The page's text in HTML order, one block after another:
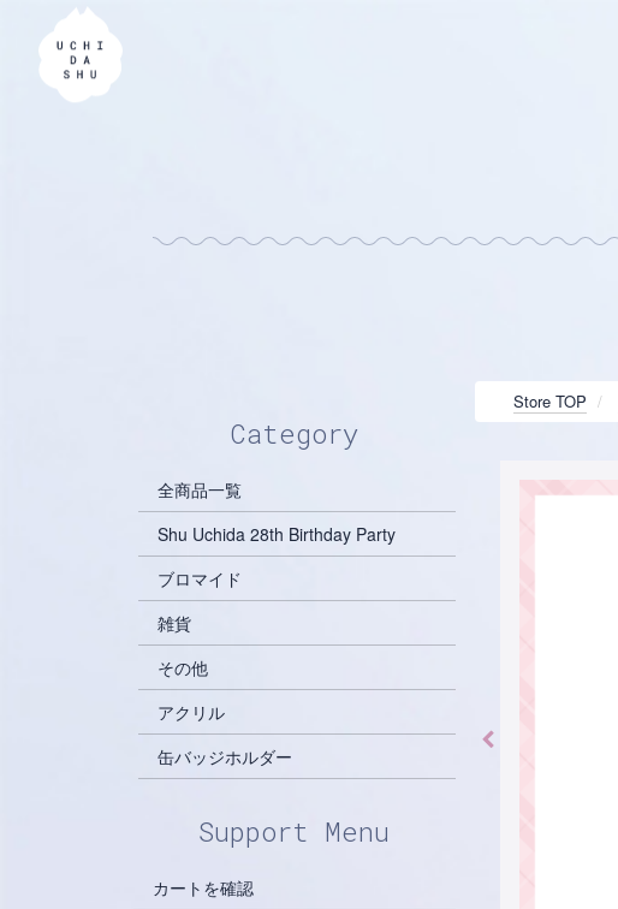
Category
全商品一覧
Shu Uchida 28th Birthday Party
ブロマイド
雑貨
その他
アクリル
缶バッジホルダー
Support Menu
カートを確認
Store TOP